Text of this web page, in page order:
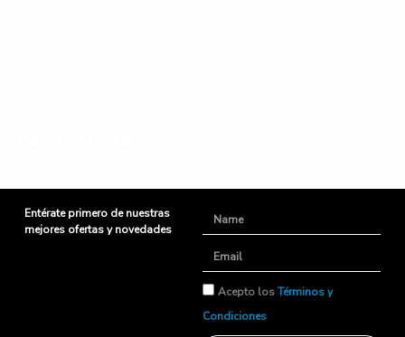
Entérate primero de nuestras
mejores ofertas y novedades
Name
Email
TyCAcepto losTérminos y
Condiciones